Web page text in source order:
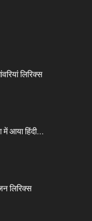
लिरिक्स
में आया हिंदी...
लिरिक्स